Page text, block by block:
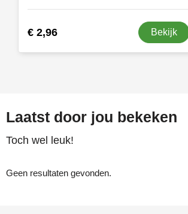
€ 2,96 Bekijk
Laatst door jou bekeken
Toch wel leuk!
Geen resultaten gevonden.